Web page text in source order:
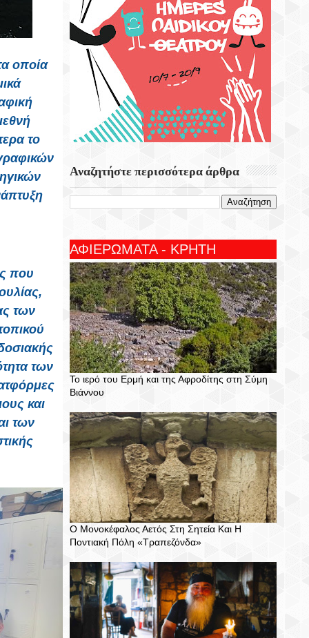
οποία
το
που
των
των
και
των
Αναζητήστε περισσότερα άρθρα
ΑΦΙΕΡΩΜΑΤΑ - ΚΡΗΤΗ
Το ιερό του Ερμή και της Αφροδίτης στη Σύμη
Βιάννου
Ο Μονοκέφαλος Αετός Στη Σητεία Και Η
Ποντιακή Πόλη «Τραπεζόνδα»